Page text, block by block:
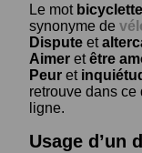
Le mot bicyclette
synonyme de
Dispute et
Aimer etêtre
Peur et
retrouve dans
ligne.
Usage d’un